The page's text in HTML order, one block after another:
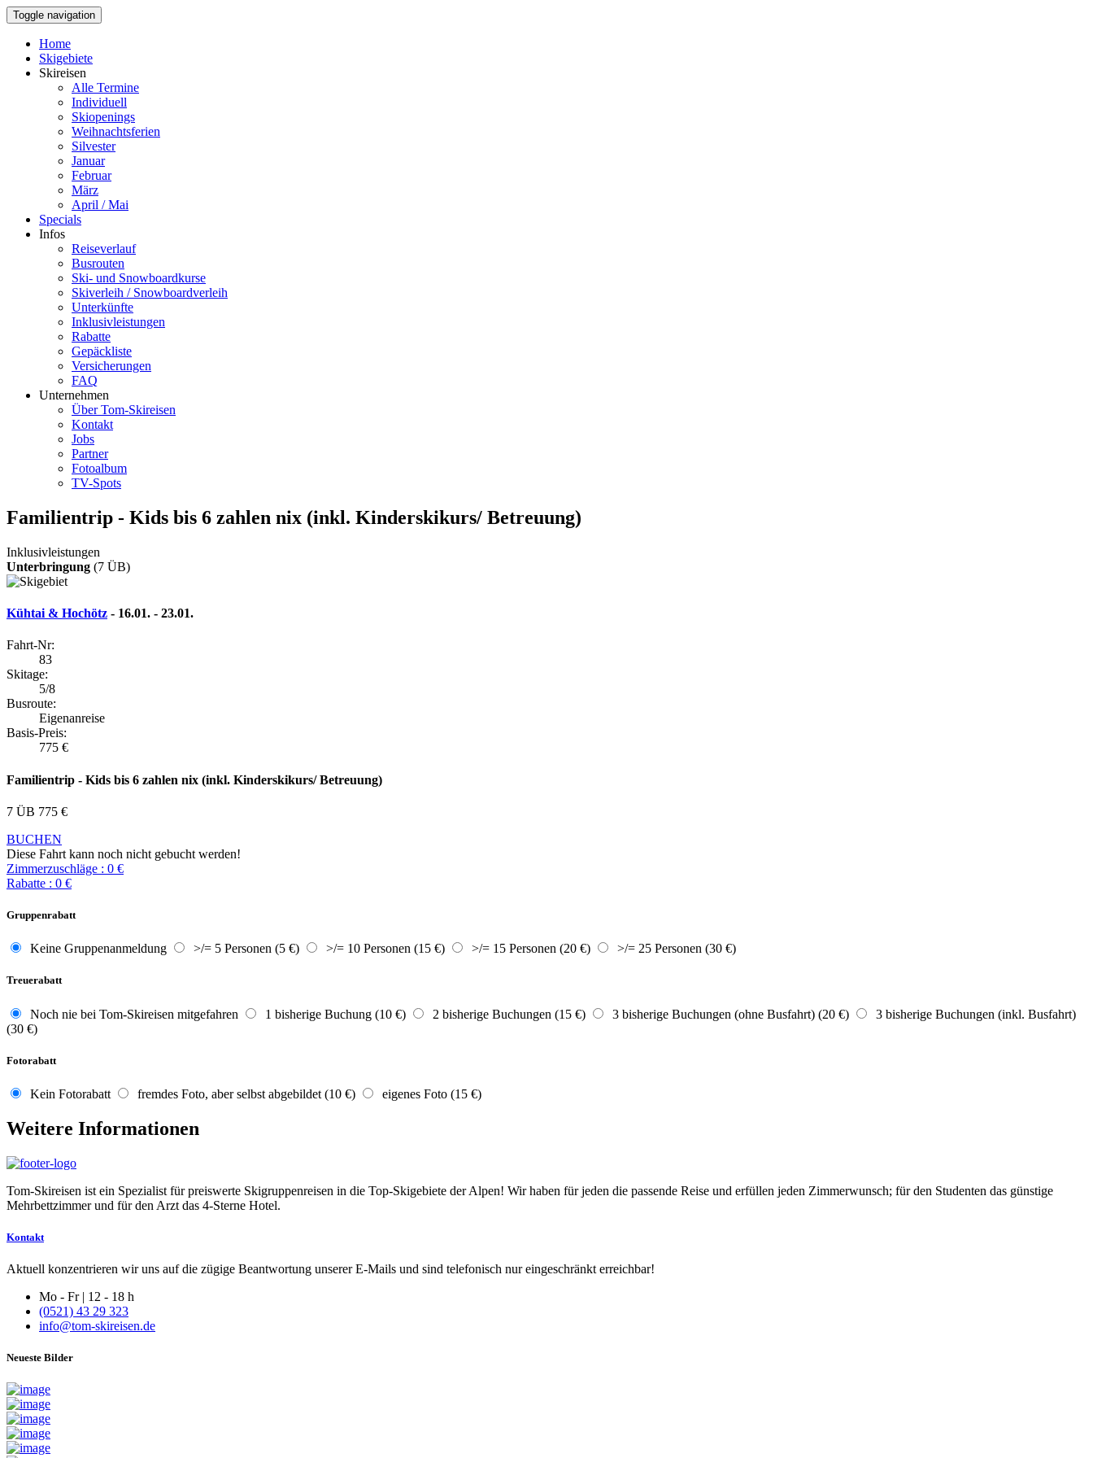
Toggle navigation
Home
Skigebiete
Skireisen
Alle Termine
Individuell
Skiopenings
Weihnachtsferien
Silvester
Januar
Februar
März
April / Mai
Specials
Infos
Reiseverlauf
Busrouten
Ski- und Snowboardkurse
Skiverleih / Snowboardverleih
Unterkünfte
Inklusivleistungen
Rabatte
Gepäckliste
Versicherungen
FAQ
Unternehmen
Über Tom-Skireisen
Kontakt
Jobs
Partner
Fotoalbum
TV-Spots
Familientrip - Kids bis 6 zahlen nix (inkl. Kinderskikurs/ Betreuung)
Inklusivleistungen
Unterbringung (7 ÜB)
Kühtai & Hochötz - 16.01. - 23.01.
Fahrt-Nr:
83
Skitage:
5/8
Busroute:
Eigenanreise
Basis-Preis:
775 €
Familientrip - Kids bis 6 zahlen nix (inkl. Kinderskikurs/ Betreuung)
7 ÜB 775 €
BUCHEN
Diese Fahrt kann noch nicht gebucht werden!
Zimmerzuschläge : 0 €
Rabatte : 0 €
Gruppenrabatt
Keine Gruppenanmeldung >/= 5 Personen (5 €) >/= 10 Personen (15 €) >/= 15 Personen (20 €) >/= 25 Personen (30 €)
Treuerabatt
Noch nie bei Tom-Skireisen mitgefahren 1 bisherige Buchung (10 €) 2 bisherige Buchungen (15 €) 3 bisherige Buchungen (ohne Busfahrt) (20 €)
3 bisherige Buchungen (inkl. Busfahrt)
(30 €)
Fotorabatt
Kein Fotorabatt fremdes Foto, aber selbst abgebildet (10 €) eigenes Foto (15 €)
Weitere Informationen
Tom-Skireisen ist ein Spezialist für preiswerte Skigruppenreisen in die Top-Skigebiete der Alpen! Wir haben für jeden die passende Reise und erfüllen jeden Zimmerwunsch; für den Studenten das günstige
Mehrbettzimmer und für den Arzt das 4-Sterne Hotel.
Kontakt
Aktuell konzentrieren wir uns auf die zügige Beantwortung unserer E-Mails und sind telefonisch nur eingeschränkt erreichbar!
Mo - Fr | 12 - 18 h
(0521) 43 29 323
info@tom-skireisen.de
Neueste Bilder